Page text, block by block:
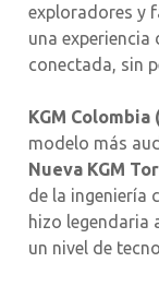
exploradores y
una
conectada, sin
KGM Colombia
modelo más
Nueva KGM
de la ingeniería
hizo legendaria
un nivel de